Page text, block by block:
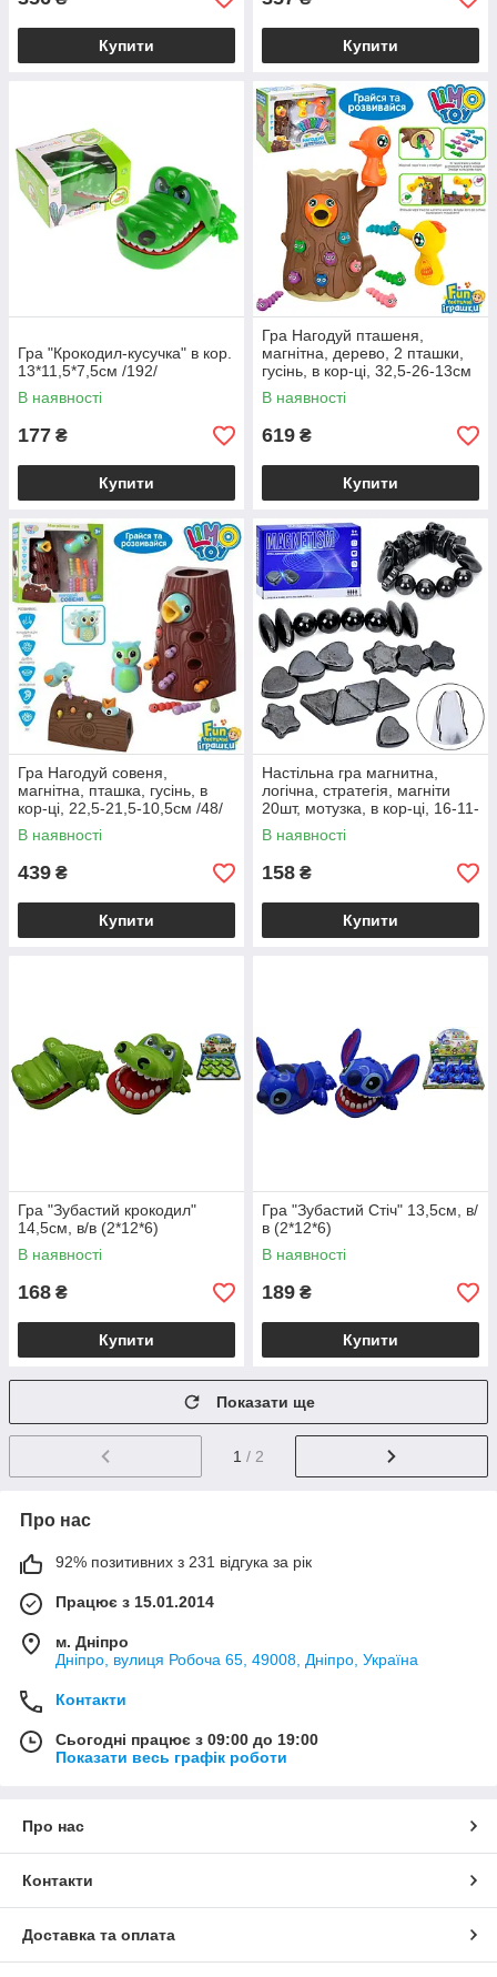
Купити Купити
Гра "Крокодил-кусучка" в кор.
13*11,5*7,5см /192/
В наявності
177 ₴
Купити
Гра Нагодуй пташеня,
магнітна, дерево, 2 пташки,
гусінь, в кор-ці, 32,5-26-13см
/24/
В наявності
619 ₴
Купити
Гра Нагодуй совеня,
магнітна, пташка, гусінь, в
кор-ці, 22,5-21,5-10,5см /48/
В наявності
439 ₴
Купити
Настільна гра магнитна,
логічна, стратегія, магніти
20шт, мотузка, в кор-ці, 16-11-
3см /48/
В наявності
158 ₴
Купити
Гра "Зубастий крокодил"
14,5см, в/в (2*12*6)
В наявності
168 ₴
Купити
Гра "Зубастий Стіч" 13,5см, в/
в (2*12*6)
В наявності
189 ₴
Купити
Показати ще
1 / 2
Про нас
92% позитивних з 231 відгука за рік
Працює з 15.01.2014
м. Дніпро
Дніпро, вулиця Робоча 65, 49008, Дніпро, Україна
Контакти
Сьогодні працює з 09:00 до 19:00
Показати весь графік роботи
Про нас
Контакти
Доставка та оплата